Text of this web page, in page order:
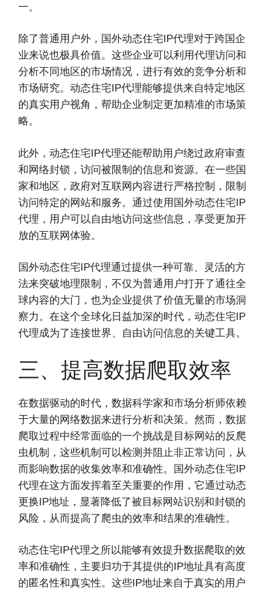
一。
除了普通用户外，国外动态住宅IP代理对于跨国企
业来说也极具价值。这些企业可以利用代理访问和
分析不同地区的市场情况，进行有效的竞争分析和
市场研究。动态住宅IP代理能够提供来自特定地区
的真实用户视角，帮助企业制定更加精准的市场策
略。
此外，动态住宅IP代理还能帮助用户绕过政府审查
和网络封锁，访问被限制的信息和资源。在一些国
家和地区，政府对互联网内容进行严格控制，限制
访问特定的网站和服务。通过使用国外动态住宅IP
代理，用户可以自由地访问这些信息，享受更加开
放的互联网体验。
国外动态住宅IP代理通过提供一种可靠、灵活的方
法来突破地理限制，不仅为普通用户打开了通往全
球内容的大门，也为企业提供了价值无量的市场洞
察力。在这个全球化日益加深的时代，动态住宅IP
代理成为了连接世界、自由访问信息的关键工具。
三、提高数据爬取效率
在数据驱动的时代，数据科学家和市场分析师依赖
于大量的网络数据来进行分析和决策。然而，数据
爬取过程中经常面临的一个挑战是目标网站的反爬
虫机制，这些机制可以检测并阻止非正常访问，从
而影响数据的收集效率和准确性。国外动态住宅IP
代理在这方面发挥着至关重要的作用，它通过动态
更换IP地址，显著降低了被目标网站识别和封锁的
风险，从而提高了爬虫的效率和结果的准确性。
动态住宅IP代理之所以能够有效提升数据爬取的效
率和准确性，主要归功于其提供的IP地址具有高度
的匿名性和真实性。这些IP地址来自于真实的用户